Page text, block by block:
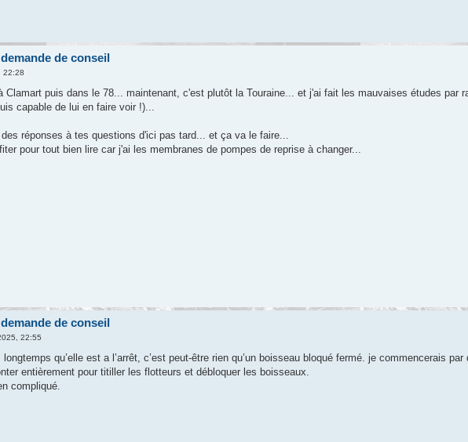
de conseil
22:28
Clamart puis dans le 78... maintenant, c'est plutôt la Touraine... et j'ai fait les mauvaises études par
capable de lui en faire voir !)...
réponses à tes questions d'ici pas tard... et ça va le faire...
pour tout bien lire car j'ai les membranes de pompes de reprise à changer...
de conseil
22:55
qu’elle est a l’arrêt, c’est peut-être rien qu’un boisseau bloqué fermé. je commencerais
entièrement pour titiller les flotteurs et débloquer les boisseaux.
compliqué.